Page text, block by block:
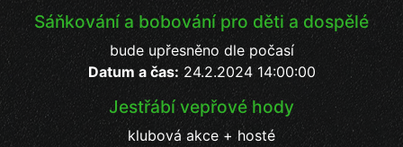
Sáňkování a bobování pro děti a dospělé
bude upřesněno dle počasí
Datum a čas: 24.2.2024 14:00:00
Jestřábí vepřové hody
klubová akce + hosté